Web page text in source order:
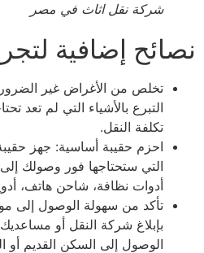
شركة نقل اثاث في مصر
إضافية
تخلص من الأغراض غير الضرورية:
التبرع بالأشياء التي لم تعد
تكلفة النقل.
احزم حقيبة أساسية: جهز حقيبة
التي ستحتاجها فور وصولك إلى
أدوات نظافة، شاحن هاتف، أدوية
تأكد من سهولة الوصول إلى مواقع
بإبلاغ شركة النقل أو مساعديك
الوصول إلى السكن القديم أو